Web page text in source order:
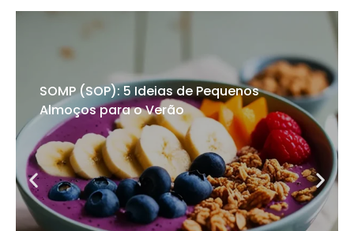
SOMP (SOP): 5 Ideias de Pequenos
Almoços para o Verão